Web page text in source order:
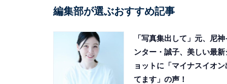
編集部が選ぶおすすめ記事
「写真集出して」元、尼神
ンター・誠子、美しい最新
ョットに「マイナスイオン
てます」の声！